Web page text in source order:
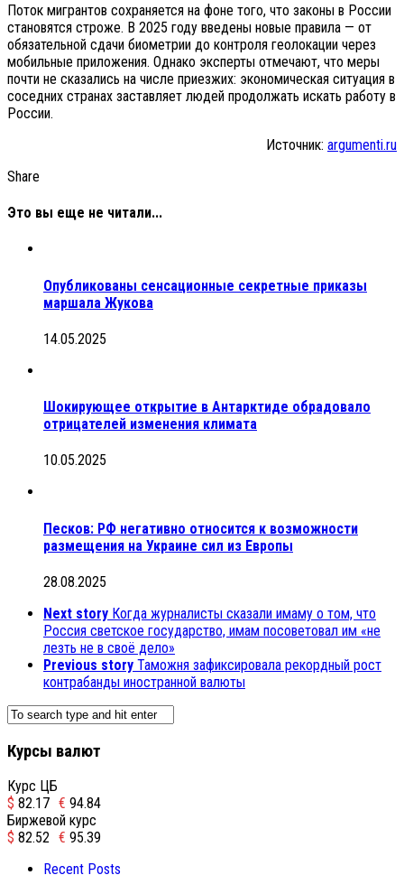
Поток мигрантов сохраняется на фоне того, что законы в России
становятся строже. В 2025 году введены новые правила — от
обязательной сдачи биометрии до контроля геолокации через
мобильные приложения. Однако эксперты отмечают, что меры
почти не сказались на числе приезжих: экономическая ситуация в
соседних странах заставляет людей продолжать искать работу в
России.
Источник: argumenti.ru
Share
Это вы еще не читали...
Опубликованы сенсационные секретные приказы
маршала Жукова
14.05.2025
Шокирующее открытие в Антарктиде обрадовало
отрицателей изменения климата
10.05.2025
Песков: РФ негативно относится к возможности
размещения на Украине сил из Европы
28.08.2025
Next story Когда журналисты сказали имаму о том, что
Россия светское государство, имам посоветовал им «не
лезть не в своё дело»
Previous story Таможня зафиксировала рекордный рост
контрабанды иностранной валюты
Курсы валют
Курс ЦБ
$ 82.17 € 94.84
Биржевой курс
$ 82.52 € 95.39
Recent Posts